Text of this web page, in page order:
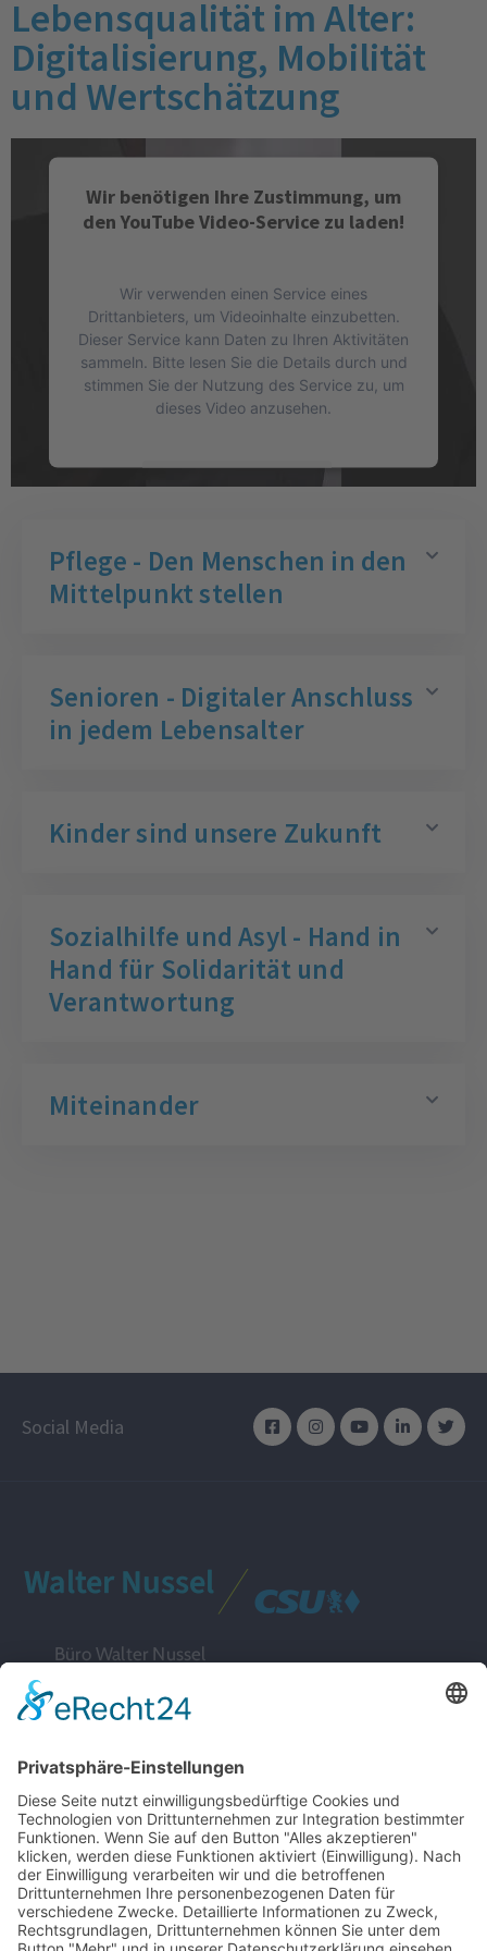
Lebensqualität im Alter:
Digitalisierung, Mobilität
und Wertschätzung
Wir benötigen Ihre Zustimmung, um
den YouTube Video-Service zu laden!
Wir verwenden einen Service eines
Drittanbieters, um Videoinhalte einzubetten.
Dieser Service kann Daten zu Ihren Aktivitäten
sammeln. Bitte lesen Sie die Details durch und
stimmen Sie der Nutzung des Service zu, um
dieses Video anzusehen.
Mehr Informationen
Management Platform&
Pflege - Den Menschen in den
Mittelpunkt stellen
Senioren - Digitaler Anschluss
in jedem Lebensalter
Kinder sind unsere Zukunft
Sozialhilfe und Asyl - Hand in
Hand für Solidarität und
Verantwortung
Miteinander
Social Media
Büro Walter Nussel
91052 Erlangen
Ansprechpartner:Dr. Laura Achtelstetter
Tel:+49 9131 611 52 82
Email:termine@nussel.eu
Nützliche Links
Datenschutzerklärung